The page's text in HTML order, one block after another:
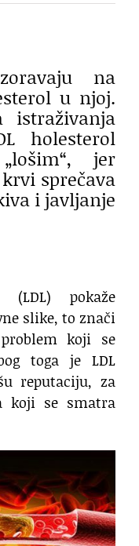
na
u njoj.
istraživanja
holesterol
jer
sprečava
i javljanje
pokaže
slike, to znači
koji se
toga je LDL
reputaciju, za
koji se smatra